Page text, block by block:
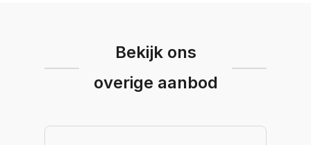
Bekijk ons
overige aanbod